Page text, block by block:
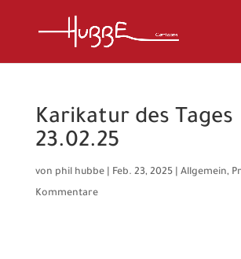
Karikatur des Tages
23.02.25
von phil hubbe| Feb. 23, 2025| Allgemein,
Kommentare